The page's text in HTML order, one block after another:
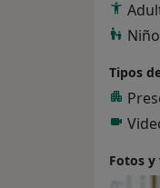
Tipos
Fotos y